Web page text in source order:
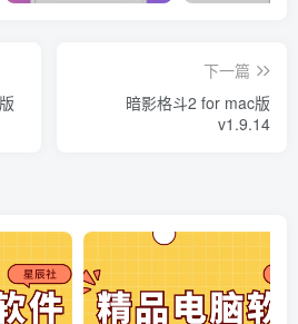
下一篇
暗影格斗2 for mac版
v1.9.14